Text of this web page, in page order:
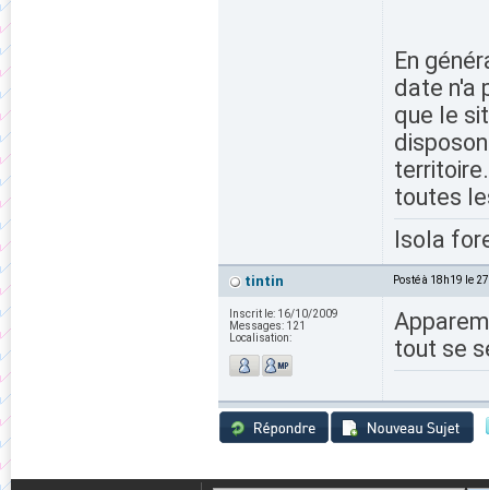
En
date n'a
que le
toutes
Isola
tintin Posté à 18h19 le
Inscrit le: 16/10/2009
Messages: 121
Localisation:
tout se